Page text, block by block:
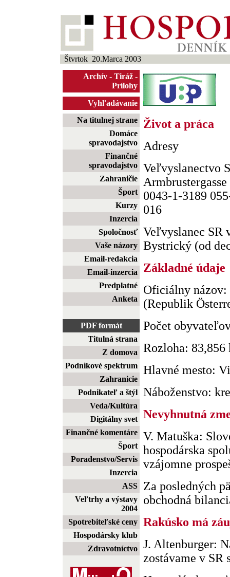
Štvrtok 20.Marca 2003
Archív - Tiráž -
Prílohy
Vyhľadávanie
Na titulnej strane
Domáce
spravodajstvo
Finančné
spravodajstvo
Zahraničie
Šport
Kurzy
Inzercia
Spoločnosť
Vaše názory
Email-redakcia
Email-inzercia
Predplatné
Anketa
PDF formát
Titulná strana
Z domova
Podnikové spektrum
Zahranicie
Podnikateľ a štýl
Veda/Kultúra
Digitálny svet
Finančné komentáre
Šport
Poradenstvo/Servis
Inzercia
ASS
Veľtrhy a výstavy
2004
Spotrebiteľské ceny
Hospodársky klub
Zdravotníctvo
Život a práca
Adresy
Veľvyslanectvo
0043-1-3189
016
Veľvyslanec SR
Bystrický (od
Základné údaje
Oficiálny názov:
(Republik
Počet
Rozloha: 83,856
Hlavné mesto:
Náboženstvo:
Nevyhnutná
V. Matuška:
hospodárska
vzájomne
Za posledných
obchodná
Rakúsko má
J. Altenburger:
zostávame v SR